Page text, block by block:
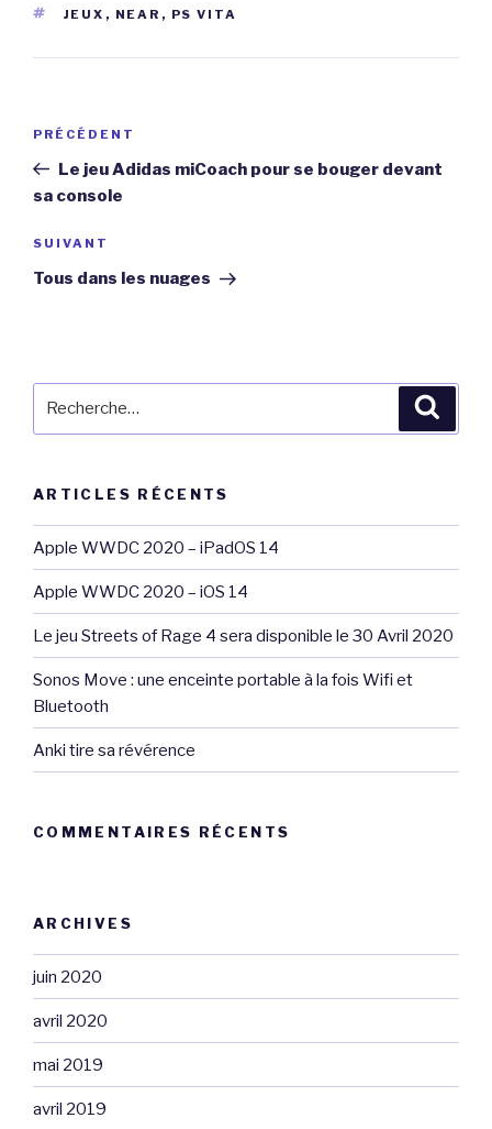
ÉTIQUETTES
JEUX , NEAR , PS VITA
Navigation
l’article
Article
précédent
PRÉCÉDENT
Le jeu Adidas miCoach pour se bouger devant
sa console
Article
suivant
SUIVANT
Tous dans les nuages
ARTICLES RÉCENTS
Apple WWDC 2020 – iPadOS 14
Apple WWDC 2020 – iOS 14
Le jeu Streets of Rage 4 sera disponible le 30 Avril 2020
Sonos Move : une enceinte portable à la fois Wifi et
Bluetooth
Anki tire sa révérence
COMMENTAIRES RÉCENTS
ARCHIVES
juin 2020
avril 2020
mai 2019
avril 2019